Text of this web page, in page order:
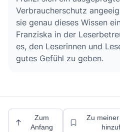
Verbraucherschutz
sie genau dieses Wissen
Franziska in der
es, den Leserinnen und
gutes Gefühl zu geben.
Zum
Anfang
Zu